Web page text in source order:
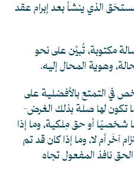
الذي ينشأ بعد إبرام عقد
مكتوبة، تُبيِّن على نحو
وهوية المحال إليه.
في التمتع بالأفضلية على
لها صلة بذلك الغرض-
شخصيًا أو حق مِلكية، وما إذا
آخَر أم لا، وما إذا كان قد تم
نافذ المفعول تجاه